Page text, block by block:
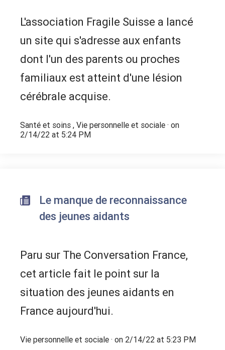
L'association Fragile Suisse a lancé
un site qui s'adresse aux enfants
dont l'un des parents ou proches
familiaux est atteint d'une lésion
cérébrale acquise.
Santé et soins , Vie personnelle et sociale · on
2/14/22 at 5:24 PM
Le manque de reconnaissance
des jeunes aidants
Paru sur The Conversation France,
cet article fait le point sur la
situation des jeunes aidants en
France aujourd'hui.
Vie personnelle et sociale · on 2/14/22 at 5:23 PM